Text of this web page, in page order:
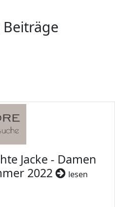
Jacke - Damen
2022
lesen